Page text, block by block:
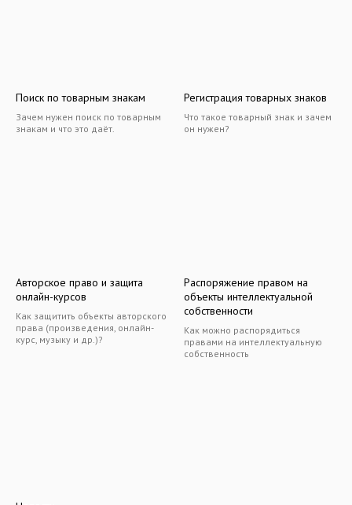
Поиск по товарным знакам
Зачем нужен поиск по товарным
знакам и что это даёт.
Регистрация товарных знаков
Что такое товарный знак и зачем
он нужен?
Авторское право и защита
онлайн-курсов
Как защитить объекты авторского
права (произведения, онлайн-
курс, музыку и др.)?
Распоряжение правом на
объекты интеллектуальной
собственности
Как можно распорядиться
правами на интеллектуальную
собственность